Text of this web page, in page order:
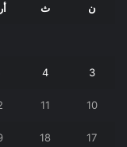
ن ث
3
4
10
11
17
18